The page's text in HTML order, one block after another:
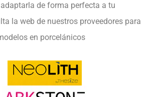
de forma perfecta a tu
la web de nuestros proveedores para
en porcelánicos